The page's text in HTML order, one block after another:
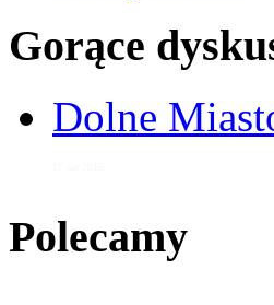
Gorące
Dolne
Polecamy